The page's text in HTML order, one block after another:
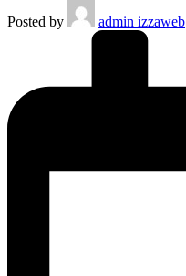
Posted by
admin izzaweb